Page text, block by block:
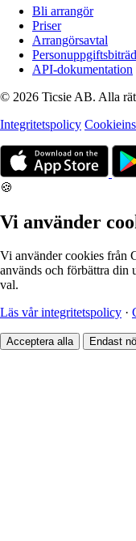
Bli arrangör
Priser
Arrangörsavtal
API-dokumentation
© 2026 Ticsie AB. Alla
Integritetspolicy
🍪
Vi använder
Vi använder cookies från
används och förbättra din
val.
Läs vår integritetspolicy ·
Acceptera alla Endast